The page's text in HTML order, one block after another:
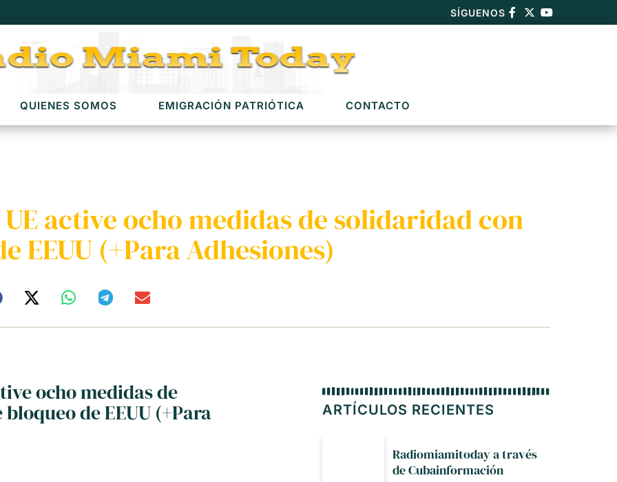
SÍGUENOS
QUIENES SOMOS EMIGRACIÓN PATRIÓTICA CONTACTO
active ocho medidas de solidaridad con
EEUU (+Para Adhesiones)
ocho medidas de
de EEUU (+Para ARTÍCULOS RECIENTES
Radiomiamitoday a través
de Cubainformación